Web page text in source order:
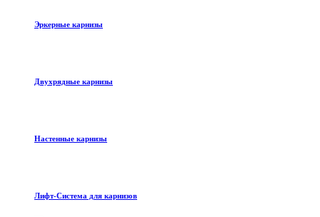
Эркерные карнизы
Двухрядные карнизы
Настенные карнизы
Лифт-Система для карнизов